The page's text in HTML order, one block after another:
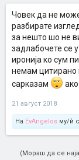
Човек да не
разбирате
за нешто шо не
задлабочете се
иронија ко сум
немам цитирано
сарказам
ако
21 август 2018
На EvAngelos му/ѝ
(Мораш да се